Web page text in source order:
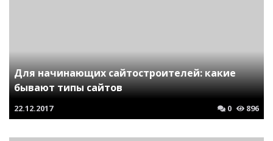
Для начинающих сайтостроителей: какие
бывают типы сайтов
22.12.2017 0 896